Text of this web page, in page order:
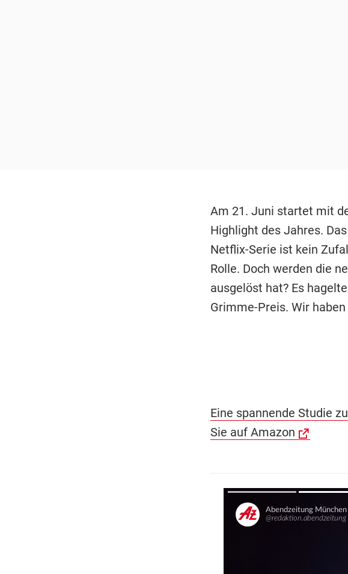
Am 21. Juni startet mit
Highlight des Jahres.
Netflix-Serie ist kein
Rolle. Doch werden die
ausgelöst hat? Es
Grimme-Preis. Wir
Eine spannende Studie
Sie auf Amazon